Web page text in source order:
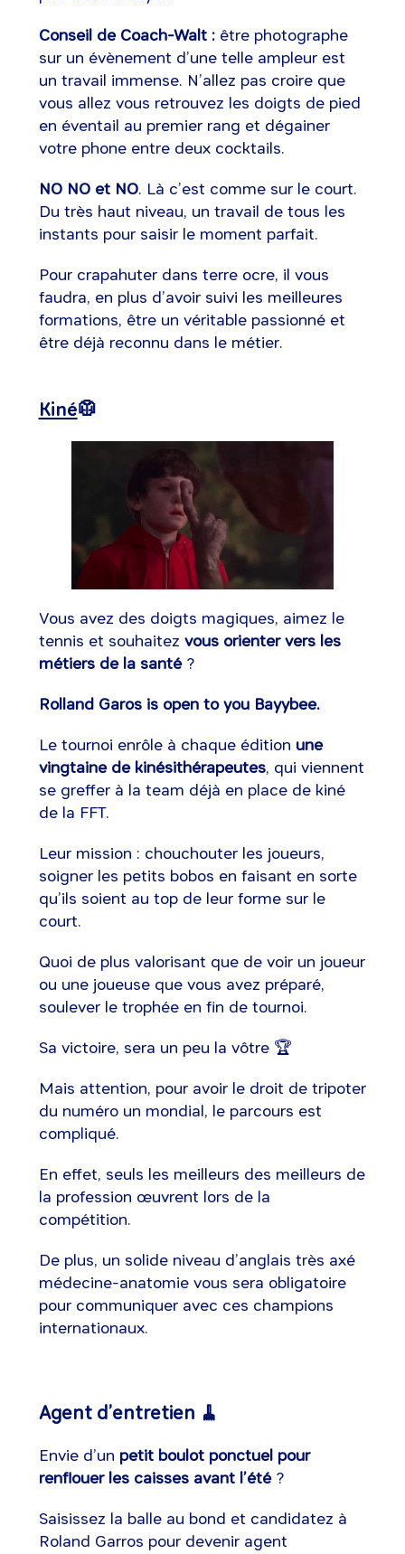
Conseil de Coach-Walt :être photographe
sur un évènement d’une telle ampleur est
un travail immense. N’allez pas croire que
vous allez vous retrouvez les doigts de pied
en éventail au premier rang et dégainer
votre phone entre deux cocktails.
NO NO et NO. Là c’est comme sur le court.
Du très haut niveau, un travail de tous les
instants pour saisir le moment parfait.
Pour crapahuter dans terre ocre, il vous
faudra, en plus d’avoir suivi les meilleures
formations, être un véritable passionné et
être déjà reconnu dans le métier.
Kiné🥼
Vous avez des doigts magiques, aimez le
tennis et souhaitez vous orienter vers les
métiers de la santé?
Rolland Garos is open to you Bayybee.
Le tournoi enrôle à chaque édition une
vingtaine de kinésithérapeutes, qui viennent
se greffer à la team déjà en place de kiné
de la FFT.
Leur mission : chouchouter les joueurs,
soigner les petits bobos en faisant en sorte
qu’ils soient au top de leur forme sur le
court.
Quoi de plus valorisant que de voir un joueur
ou une joueuse que vous avez préparé,
soulever le trophée en fin de tournoi.
Sa victoire, sera un peu la vôtre 🏆
Mais attention, pour avoir le droit de tripoter
du numéro un mondial, le parcours est
compliqué.
En effet, seuls les meilleurs des meilleurs de
la profession œuvrent lors de la
compétition.
De plus, un solide niveau d’anglais très axé
médecine-anatomie vous sera obligatoire
pour communiquer avec ces champions
internationaux.
Agent d’entretien 🧹
Envie d’un petit boulot ponctuel pour
renflouer les caisses avant l’été ?
Saisissez la balle au bond et candidatez à
Roland Garros pour devenir agent